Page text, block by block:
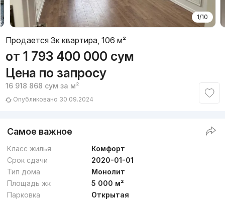
1/10
Продается 3к квартира, 106 м²
от 1 793 400 000 сум
Цена по запросу
16 918 868 сум за м²
Опубликовано 30.09.2024
Самое важное
Класс жилья
Комфорт
Срок сдачи
2020-01-01
Тип дома
Монолит
Площадь жк
5 000 м²
Парковка
Открытая